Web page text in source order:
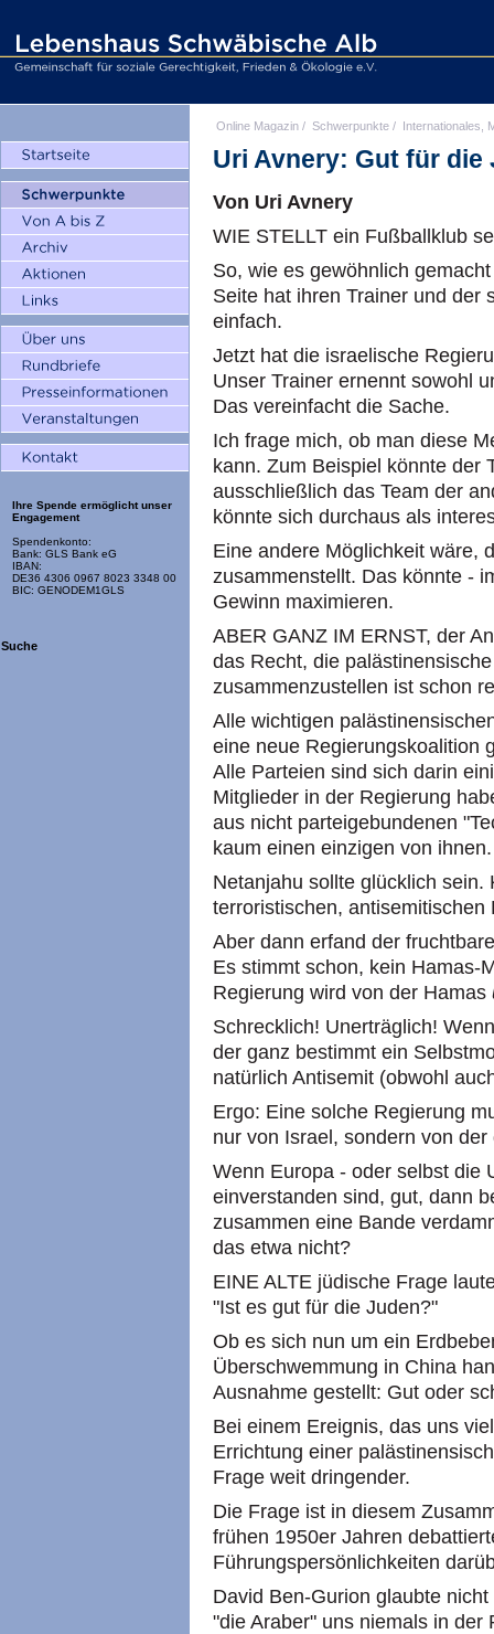
Ihre Spende ermöglicht unser
Engagement
Spendenkonto:
Bank: GLS Bank eG
IBAN:
DE36 4306 0967 8023 3348 00
BIC: GENODEM1GLS
Suche
Online Magazin / Schwerpunkte / Internationales,
Uri Avnery: Gut für die
Von Uri Avnery
WIE STELLT ein Fußballklub
So, wie es gewöhnlich
Seite hat ihren Trainer und der
einfach.
Jetzt hat die israelische
Unser Trainer ernennt sowohl
Das vereinfacht die Sache.
Ich frage mich, ob man diese
kann. Zum Beispiel könnte der
ausschließlich das Team der
könnte sich durchaus als
Eine andere Möglichkeit wäre,
zusammenstellt. Das könnte -
Gewinn maximieren.
ABER GANZ IM ERNST, der
das Recht, die
zusammenzustellen ist schon
Alle wichtigen
eine neue Regierungskoalition
Alle Parteien sind sich darin
Mitglieder in der Regierung
aus nicht parteigebundenen
kaum einen einzigen von ihnen.
Netanjahu sollte glücklich sein.
terroristischen, antisemitischen
Aber dann erfand der
Es stimmt schon, kein Hamas-
Regierung wird von der Hamas
Schrecklich! Unerträglich!
der ganz bestimmt ein
natürlich Antisemit (obwohl
Ergo: Eine solche Regierung
nur von Israel, sondern von
Wenn Europa - oder selbst die
einverstanden sind, gut, dann
zusammen eine Bande
das etwa nicht?
EINE ALTE jüdische Frage
"Ist es gut für die Juden?"
Ob es sich nun um ein
Überschwemmung in China
Ausnahme gestellt: Gut oder
Bei einem Ereignis, das uns
Errichtung einer
Frage weit dringender.
Die Frage ist in diesem
frühen 1950er Jahren
Führungspersönlichkeiten
David Ben-Gurion glaubte
"die Araber" uns niemals in der